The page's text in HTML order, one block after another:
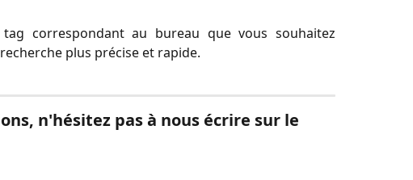
correspondant au bureau que vous souhaitez
plus précise et rapide.
n'hésitez pas à nous écrire sur le